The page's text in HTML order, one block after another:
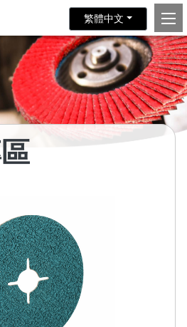
繁體中文